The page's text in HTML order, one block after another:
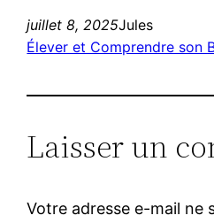
juillet 8, 2025Jules
Élever et Comprendre son
Laisser un
Votre adresse e-mail ne